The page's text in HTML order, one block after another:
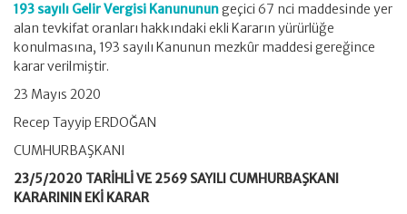
193 sayılı Gelir Vergisi Kanununungeçici 67 nci maddesinde yer
alan tevkifat oranları hakkındaki ekli Kararın yürürlüğe
konulmasına, 193 sayılı Kanunun mezkûr maddesi gereğince
karar verilmiştir.
23 Mayıs 2020
Recep Tayyip ERDOĞAN
CUMHURBAŞKANI
23/5/2020 TARİHLİ VE 2569 SAYILI CUMHURBAŞKANI
KARARININ EKİ KARAR